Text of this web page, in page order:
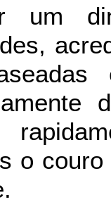
um
o